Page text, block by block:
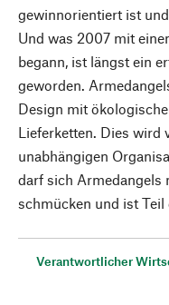
gewinnorientiert ist
Und was 2007 mit
begann, ist längst ein
geworden.
Design mit
Lieferketten. Dies wird
unabhängigen
darf sich Armedangels
schmücken und ist Teil
Verantwortlicher